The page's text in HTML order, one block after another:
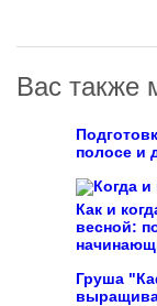
Вас также
полосе и
Как и
весной:
Груша